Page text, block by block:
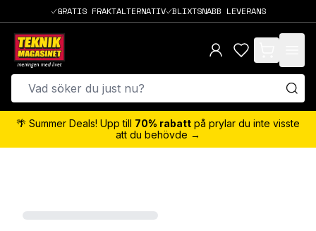
GRATIS FRAKTALTERNATIV BLIXTSNABB LEVERANS
items in cart,
🌴 Summer Deals! Upp till 70% rabatt på prylar du inte visste
att du behövde →